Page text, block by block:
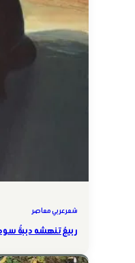
شعر عربي معاصر
ربيعٌ تنهشه دببةٌ